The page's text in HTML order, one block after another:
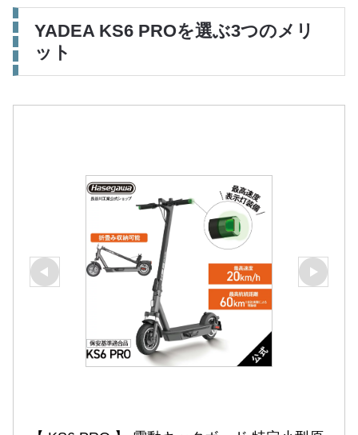
YADEA KS6 PROを選ぶ3つのメリ
ット